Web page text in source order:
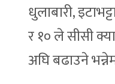
धुलाबारी,
र १० ले सीसी
अघि बढाउने